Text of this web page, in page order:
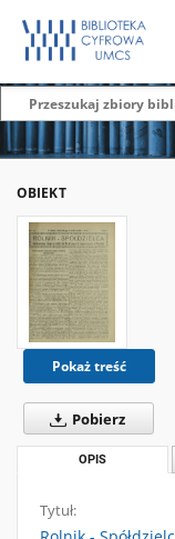
OBIEKT
Pokaż treść
Pobierz
OPIS
Tytuł: